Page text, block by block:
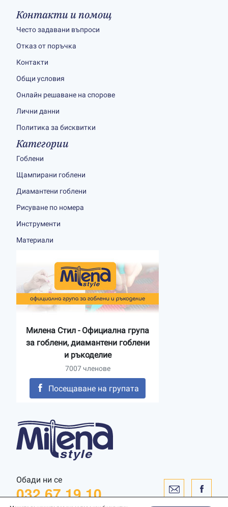
Обади ни се
032 67 19 10
Контакти и помощ
Често задавани въпроси
Отказ от поръчка
Контакти
Общи условия
Онлайн решаване на спорове
Лични данни
Политика за бисквитки
Категории
Гоблени
Щампирани гоблени
Диамантени гоблени
Рисуване по номера
Инструменти
Материали
Милена Стил - Официална група
за гоблени, диамантени гоблени
и ръкоделие
7007 членове
Посещаване на групата